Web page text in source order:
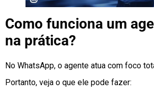
Como funciona um
na prática?
No WhatsApp, o agente atua com foco
Portanto, veja o que ele pode fazer: